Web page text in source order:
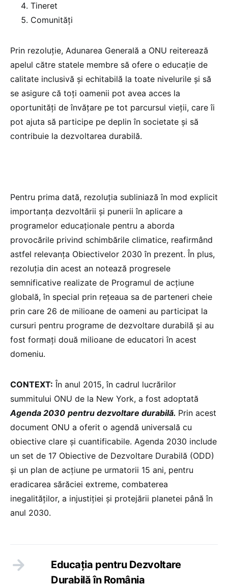
Tineret
Comunități
Prin rezoluție, Adunarea Generală a ONU reiterează
apelul către statele membre să ofere o educație de
calitate inclusivă și echitabilă la toate nivelurile și să
se asigure că toți oamenii pot avea acces la
oportunități de învățare pe tot parcursul vieții, care îi
pot ajuta să participe pe deplin în societate și să
contribuie la dezvoltarea durabilă.
Pentru prima dată, rezoluția subliniază în mod explicit
importanța dezvoltării și punerii în aplicare a
programelor educaționale pentru a aborda
provocările privind schimbările climatice, reafirmând
astfel relevanța Obiectivelor 2030 în prezent. În plus,
rezoluția din acest an notează progresele
semnificative realizate de Programul de acțiune
globală, în special prin rețeaua sa de parteneri cheie
prin care 26 de milioane de oameni au participat la
cursuri pentru programe de dezvoltare durabilă și au
fost formaţi două milioane de educatori în acest
domeniu.
CONTEXT: În anul 2015, în cadrul lucrărilor
summitului ONU de la New York, a fost adoptată
Agenda 2030 pentru dezvoltare durabilă. Prin acest
document ONU a oferit o agendă universală cu
obiective clare și cuantificabile. Agenda 2030 include
un set de 17 Obiective de Dezvoltare Durabilă (ODD)
şi un plan de acţiune pe urmatorii 15 ani, pentru
eradicarea sărăciei extreme, combaterea
inegalităţilor, a injustiţiei şi protejării planetei până în
anul 2030.
Educaţia pentru Dezvoltare
Durabilă în România